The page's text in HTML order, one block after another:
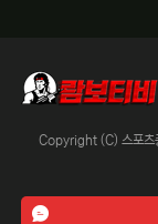
Copyright (C) 스포츠